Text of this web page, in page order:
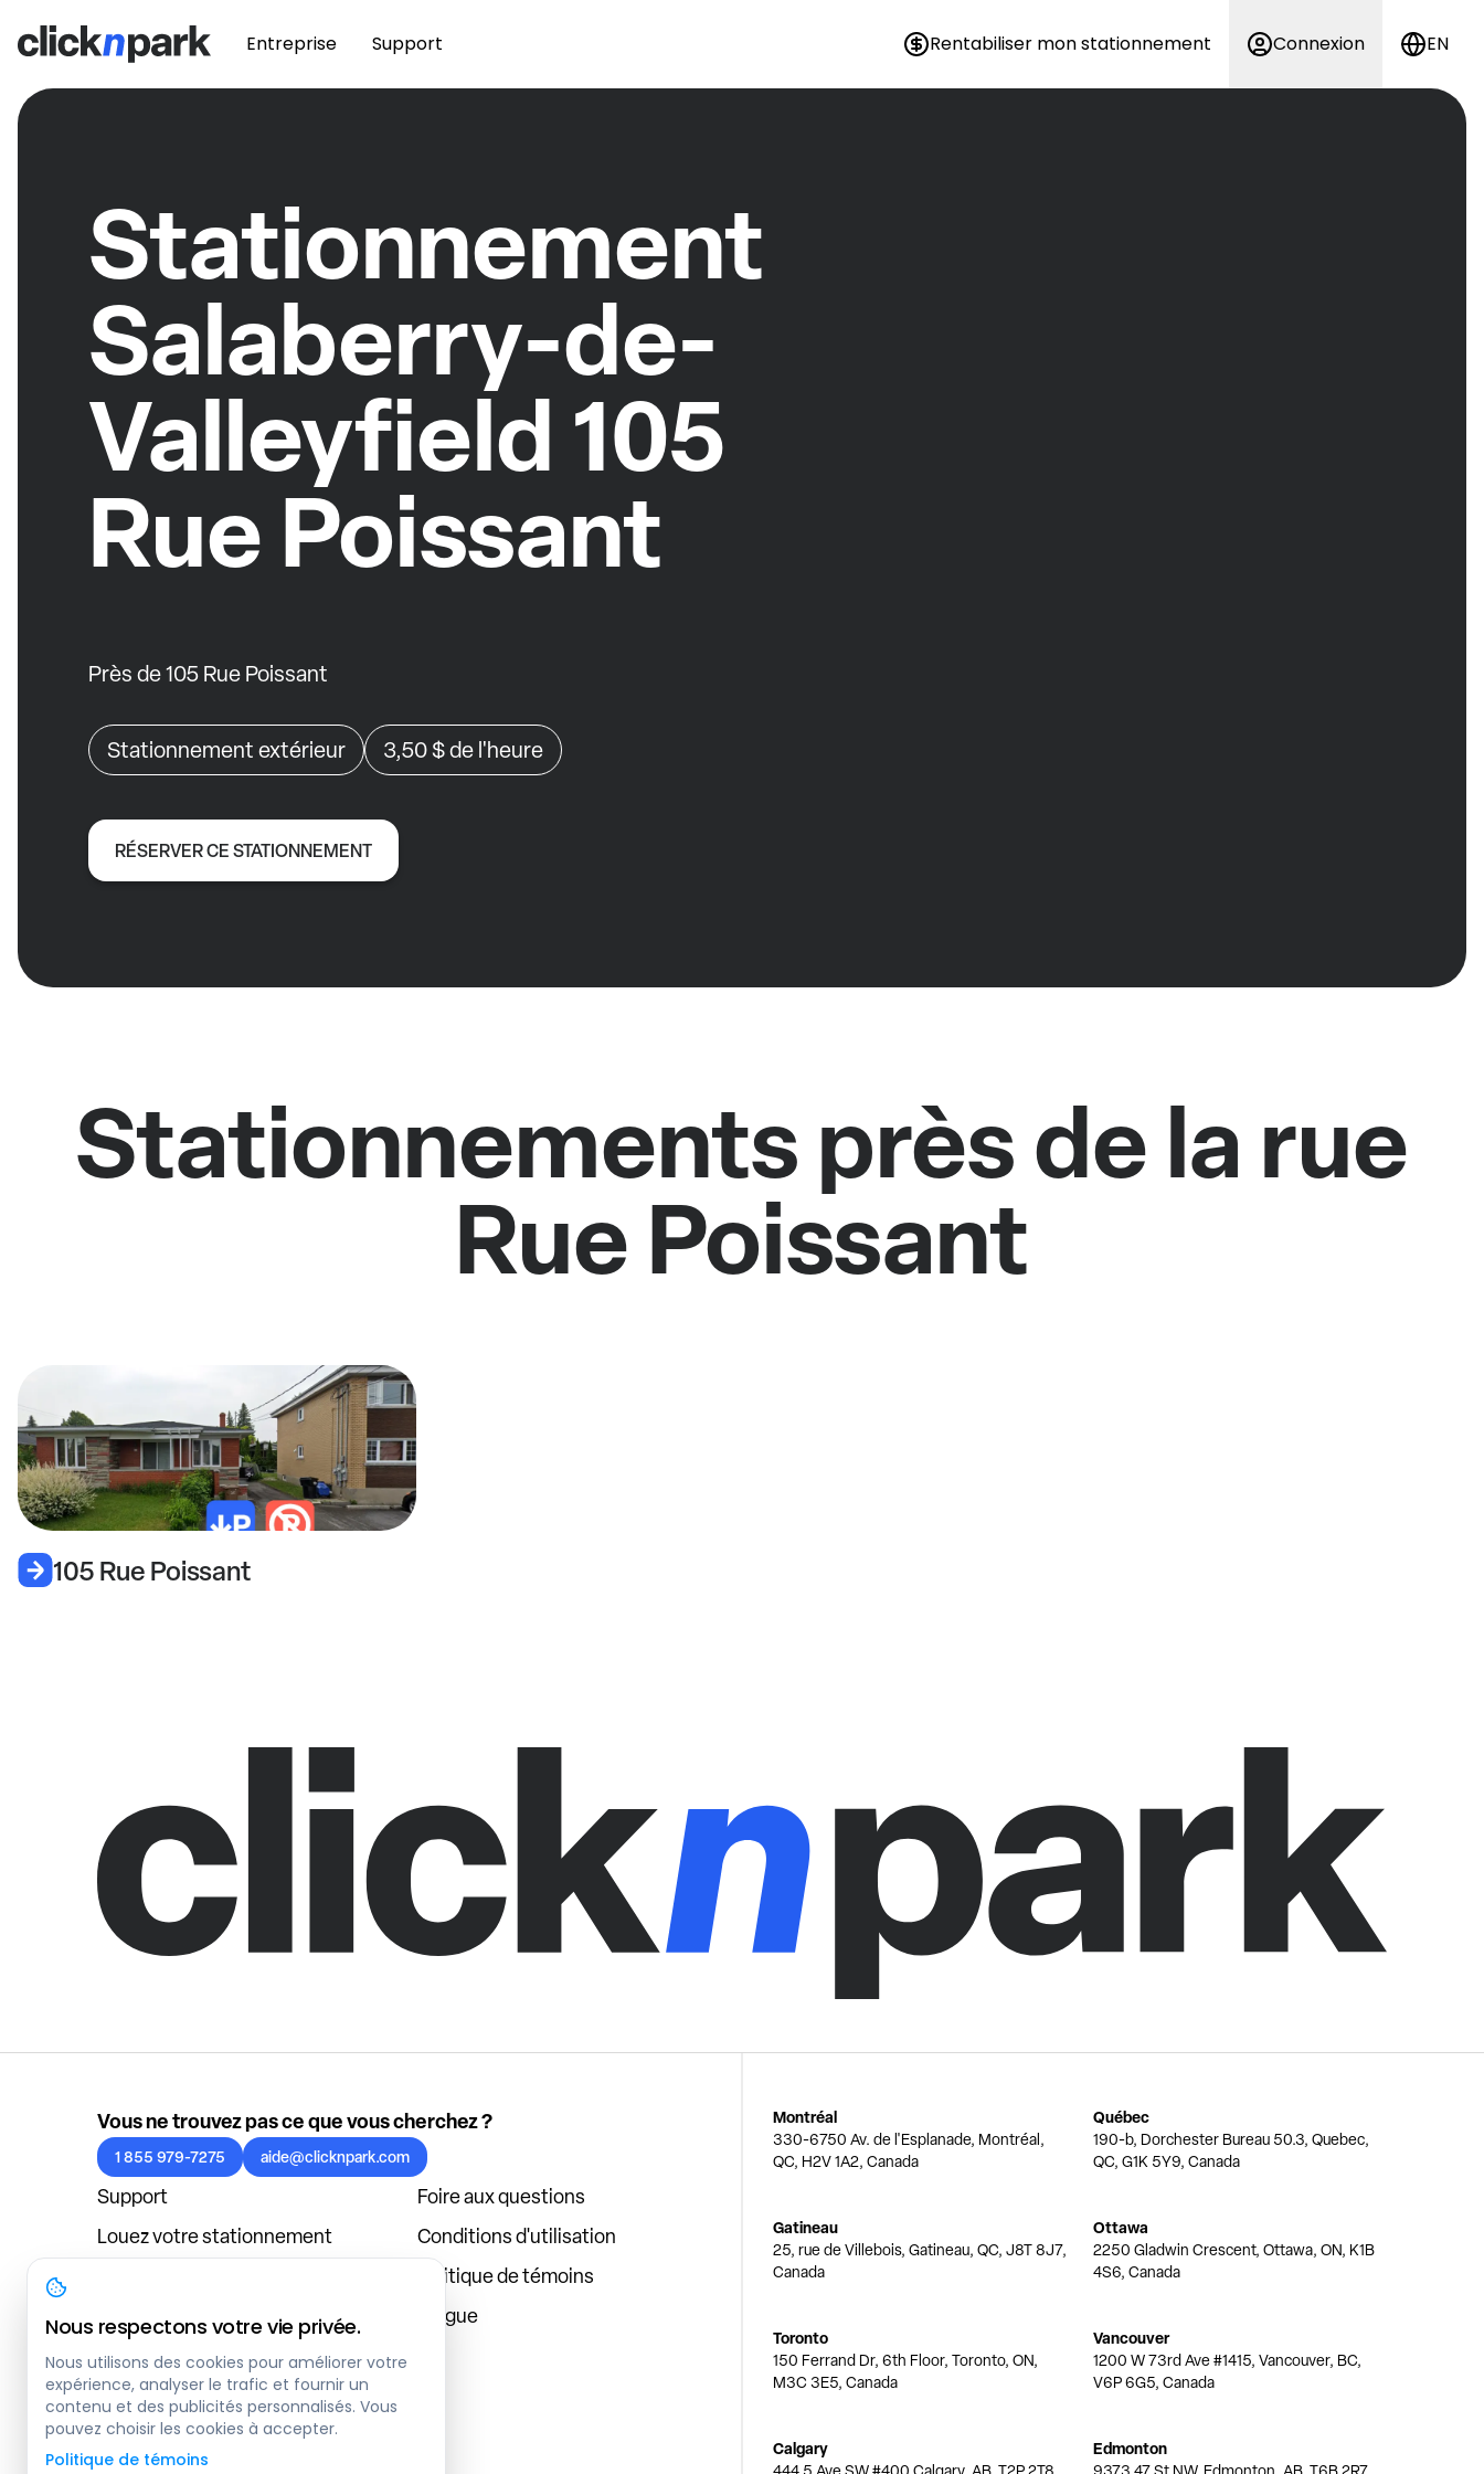
Entreprise Support Rentabiliser mon stationnement Connexion EN
Stationnement
Salaberry-de-
Valleyfield 105
Rue Poissant
Près de 105 Rue Poissant
Stationnement extérieur 3,50 $de l'heure
RÉSERVER CE STATIONNEMENT
Stationnements près de la rue
Rue Poissant
105 Rue Poissant
Vous ne trouvez pas ce que vous cherchez ?
1 855 979-7275 aide@clicknpark.com
Support
Foire aux questions
Louez votre stationnement
Conditions d'utilisation
Politique de témoins
À propos
Blogue
Connexion au tableau de bord
Montréal
330-6750 Av. de l'Esplanade, Montréal,
QC, H2V 1A2, Canada
Québec
190-b, Dorchester Bureau 50.3, Quebec,
QC, G1K 5Y9, Canada
Gatineau
25, rue de Villebois, Gatineau, QC, J8T 8J7,
Canada
Ottawa
2250 Gladwin Crescent, Ottawa, ON, K1B
4S6, Canada
Toronto
150 Ferrand Dr, 6th Floor, Toronto, ON,
M3C 3E5, Canada
Vancouver
1200 W 73rd Ave #1415, Vancouver, BC,
V6P 6G5, Canada
Calgary Edmonton
Nous respectons votre vie privée.
Nous utilisons des cookies pour améliorer votre
expérience, analyser le trafic et fournir un
contenu et des publicités personnalisés. Vous
pouvez choisir les cookies à accepter.
Politique de témoins